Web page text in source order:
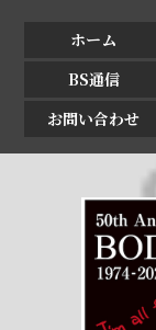
ホーム
BS通信
お問い合わせ